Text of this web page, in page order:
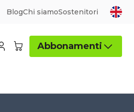
BlogChi siamoSostenitori
Abbonamenti